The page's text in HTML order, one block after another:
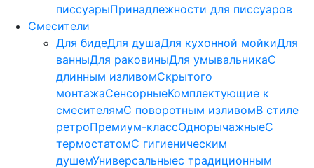
писсуарыПринадлежности для писсуаров
Смесители
Для бидеДля душаДля кухонной мойкиДля
ванныДля раковиныДля умывальникаС
длинным изливомСкрытого
монтажаСенсорныеКомплектующие к
смесителямС поворотным изливомВ стиле
ретроПремиум-классОднорычажныеС
термостатомС гигиеническим
душемУниверсальныес традиционным